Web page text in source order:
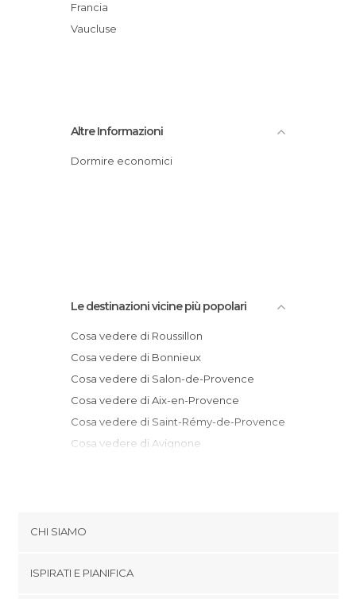
Francia
Vaucluse
Altre Informazioni
Dormire economici
Le destinazioni vicine più popolari
Cosa vedere di Roussillon
Cosa vedere di Bonnieux
Cosa vedere di Salon-de-Provence
Cosa vedere di Aix-en-Provence
Cosa vedere di Saint-Rémy-de-Provence
Cosa vedere di Avignone
Cosa vedere di Saint-Zacharie
Cosa vedere di Marsiglia
CHI SIAMO
ISPIRATI E PIANIFICA